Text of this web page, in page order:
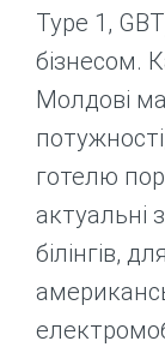
Type 1,
бізнесом.
Молдові
готелю
актуальні
білінгів,